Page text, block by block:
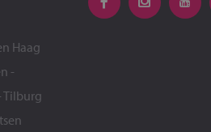
Haag
-
Tilburg